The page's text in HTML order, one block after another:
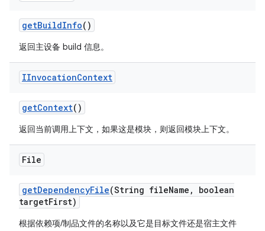
getBuildInfo()
返回主设备 build 信息。
IInvocationContext
getContext()
返回当前调用上下文，如果这是模块，则返回模块上下文。
File
getDependencyFile(String fileName ,
boolean
targetFirst)
根据依赖项/制品文件的名称以及它是目标文件还是宿主文件